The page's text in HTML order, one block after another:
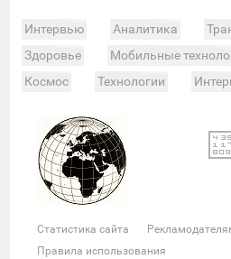
Интервью Аналитика
Здоровье
Мобильные
Космос
Технологии
Велоспорт
Покер Хоккей
Мотор
Теннис
Судьи
Статистика
Шоу-
Статистика сайта
Правила использования